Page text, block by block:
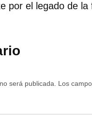
por el legado de la
será publicada. Los